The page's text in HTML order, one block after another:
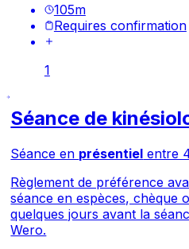
105m
Requires confirmation
1
Séance de
Séance en présentiel entre
Règlement de préférence
séance en espèces, chèque
quelques jours avant la
Wero.